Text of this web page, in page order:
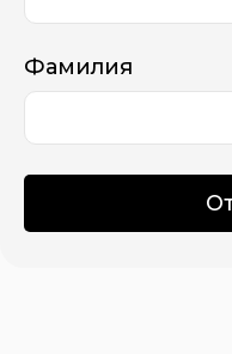
Фамилия